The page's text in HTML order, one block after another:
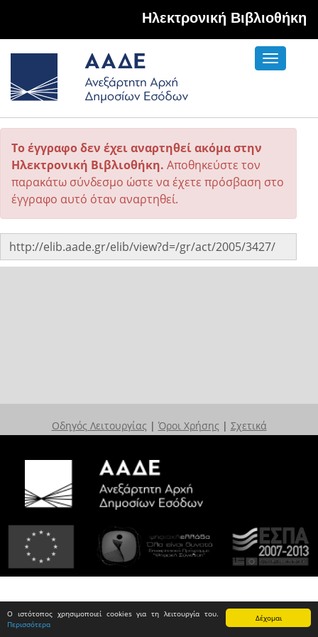
Δέχομαι
Ο ιστότοπος χρησιμοποιεί cookies για τη λειτουργία του.
Περισσότερα
Hλεκτρονική Βιβλιοθήκη
Toggle
Το έγγραφο δεν έχει αναρτηθεί ακόμα στην
Ηλεκτρονική Βιβλιοθήκη. Αποθηκεύστε τον
παρακάτω σύνδεσμο ώστε να έχετε πρόσβαση στο
έγγραφο αυτό όταν αναρτηθεί.
Οδηγός Λειτουργίας | Όροι Χρήσης | Σχετικά